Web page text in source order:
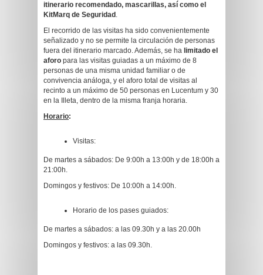
itinerario recomendado, mascarillas, así como el
KitMarq de Seguridad .
El recorrido de las visitas ha sido convenientemente
señalizado y no se permite la circulación de personas
fuera del itinerario marcado. Además, se ha limitado el
aforo para las visitas guiadas a un máximo de 8
personas de una misma unidad familiar o de
convivencia análoga, y el aforo total de visitas al
recinto a un máximo de 50 personas en Lucentum y 30
en la Illeta, dentro de la misma franja horaria.
Horario:
Visitas:
De martes a sábados: De 9:00h a 13:00h y de 18:00h a
21:00h.
Domingos y festivos: De 10:00h a 14:00h.
Horario de los pases guiados:
De martes a sábados: a las 09.30h y a las 20.00h
Domingos y festivos: a las 09.30h.